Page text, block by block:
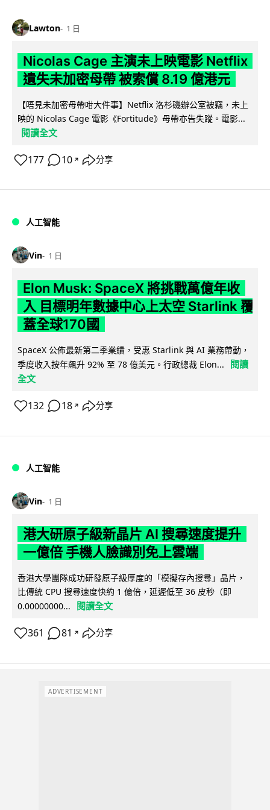
Lawton 1 日
Nicolas Cage 主演未上映電影 Netflix
遺失未加密母帶 被索償 8.19 億港元
【唔見未加密母帶咁大件事】Netflix 洛杉磯辦公室被竊，未上
映的 Nicolas Cage 電影《Fortitude》母帶亦告失蹤。電影...
閱讀全文
177 10 ↗ 分享
人工智能
Vin 1 日
Elon Musk: SpaceX 將挑戰萬億年收
入 目標明年數據中心上太空 Starlink 覆
蓋全球170國
SpaceX 公佈最新第二季業績，受惠 Starlink 與 AI 業務帶動，
季度收入按年飆升 92% 至 78 億美元。行政總裁 Elon...
閱讀
全文
132 18 ↗ 分享
人工智能
Vin 1 日
港大研原子級新晶片 AI 搜尋速度提升
一億倍 手機人臉識別免上雲端
香港大學團隊成功研發原子級厚度的「模擬存內搜尋」晶片，
比傳統 CPU 搜尋速度快約 1 億倍，延遲低至 36 皮秒（即
0.00000000...
閱讀全文
361 81 ↗ 分享
ADVERTISEMENT